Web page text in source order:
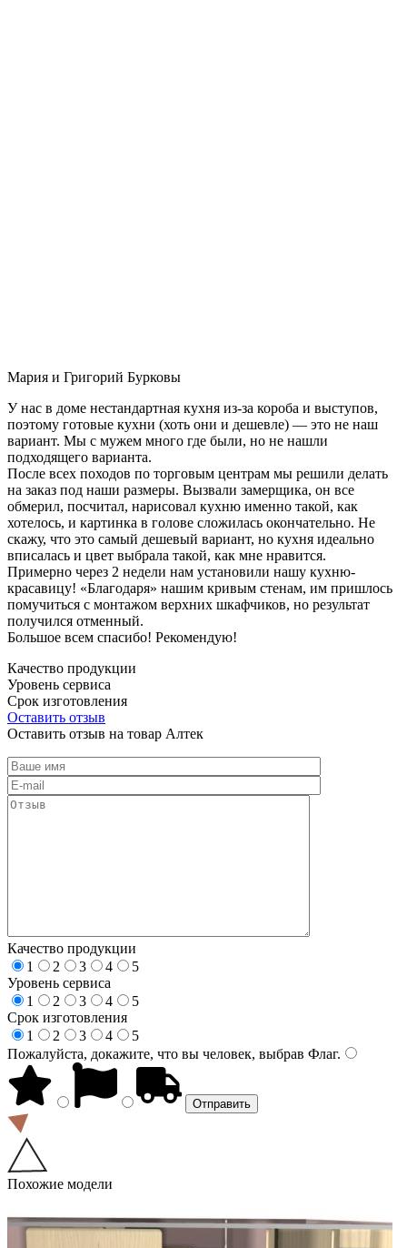
Мария и Григорий Бурковы
У нас в доме нестандартная кухня из-за короба и выступов,
поэтому готовые кухни (хоть они и дешевле) — это не наш
вариант. Мы с мужем много где были, но не нашли
подходящего варианта.
После всех походов по торговым центрам мы решили делать
на заказ под наши размеры. Вызвали замерщика, он все
обмерил, посчитал, нарисовал кухню именно такой, как
хотелось, и картинка в голове сложилась окончательно. Не
скажу, что это самый дешевый вариант, но кухня идеально
вписалась и цвет выбрала такой, как мне нравится.
Примерно через 2 недели нам установили нашу кухню-
красавицу! «Благодаря» нашим кривым стенам, им пришлось
помучиться с монтажом верхних шкафчиков, но результат
получился отменный.
Большое всем спасибо! Рекомендую!
Качество продукции
Уровень сервиса
Срок изготовления
Оставить отзыв
Оставить отзыв на товар Алтек
Качество продукции
1
2 3 4
5
Уровень сервиса
1
2 3 4
5
Срок изготовления
1
2 3 4
5
Пожалуйста, докажите, что вы человек, выбрав Флаг.
Похожие модели